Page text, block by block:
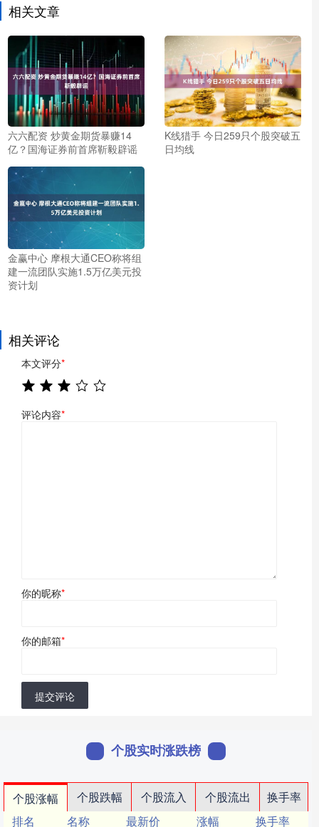
相关文章
六六配资 炒黄金期货暴赚14
亿？国海证券前首席靳毅辟谣
K线猎手 今日259只个股突破五
日均线
金赢中心 摩根大通CEO称将组
建一流团队实施1.5万亿美元投
资计划
相关评论
本文评分*
评论内容*
你的昵称*
你的邮箱*
提交评论
个股实时涨跌榜
个股涨幅 个股跌幅 个股流入 个股流出
换手率
排名
名称 最新价 涨幅 换手率